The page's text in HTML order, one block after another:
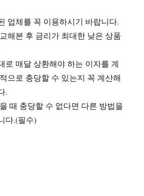
업체를 꼭 이용하시기 바랍니다.
해본 후 금리가 최대한 낮은 상품
로 매달 상환해야 하는 이자를 계
으로 충당할 수 있는지 꼭 계산해
.
때 충당할 수 없다면 다른 방법을
다.(필수)